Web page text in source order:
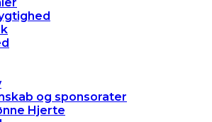
og sponsorater
Hjerte